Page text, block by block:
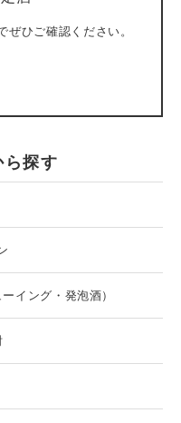
ぜひご確認ください。
ら探す
イング・発泡酒）